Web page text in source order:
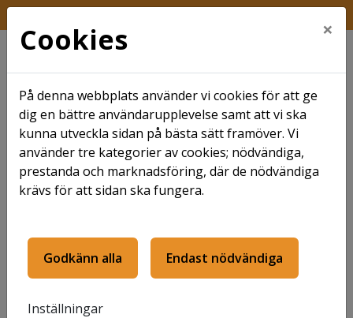
Hem Nyheter Krambo träffade elever på minimässa
Krambo träffade
elever på
minimässa
Cookies ×
På denna webbplats använder vi cookies för att ge
dig en bättre användarupplevelse samt att vi ska
kunna utveckla sidan på bästa sätt framöver. Vi
använder tre kategorier av cookies; nödvändiga,
prestanda och marknadsföring, där de nödvändiga
krävs för att sidan ska fungera.
Godkänn alla Endast nödvändiga
Inställningar